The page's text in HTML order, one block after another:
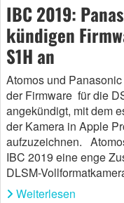
IBC 2019:
kündigen
S1H an
Atomos und
der Firmware für die
angekündigt, mit dem
der Kamera in Apple
aufzuzeichnen.
IBC 2019 eine enge
DLSM-
Weiterlesen